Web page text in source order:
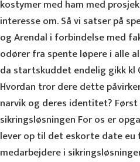
kostymer med ham med
interesse om. Så vi satser på
og Arendal i forbindelse med
odører fra spente løpere i alle
da startskuddet endelig gikk kl
Hvordan tror dere dette
narvik og deres identitet?
sikringsløsningen For os er
lever op til det eskorte date
medarbejdere i